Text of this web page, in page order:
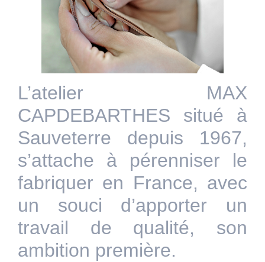
L’atelier MAX
CAPDEBARTHES situé à
Sauveterre depuis 1967,
s’attache à pérenniser le
fabriquer en France, avec
un souci d’apporter un
travail de qualité, son
ambition première.